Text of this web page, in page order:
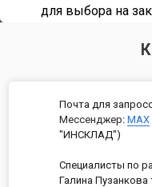
для выбора на
Почта для
Мессенджер: MAX
"ИНСКЛАД")
Специалисты по
Галина Пузанкова